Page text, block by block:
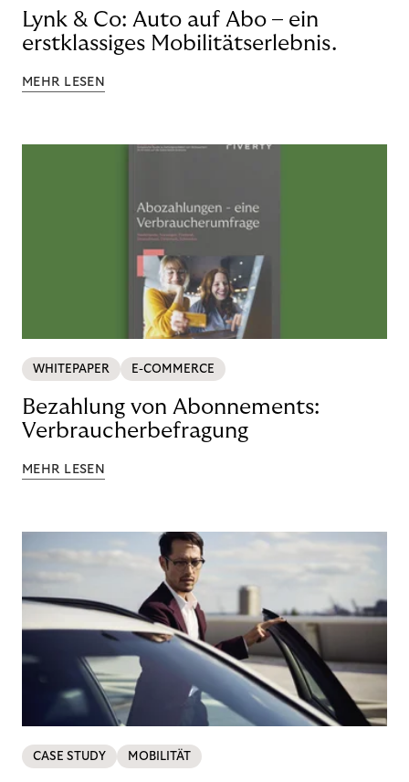
Lynk & Co: Auto auf Abo – ein
erstklassiges Mobilitätserlebnis.
MEHR LESEN
WHITEPAPER E-COMMERCE
Bezahlung von Abonnements:
Verbraucherbefragung
MEHR LESEN
CASE STUDY MOBILITÄT